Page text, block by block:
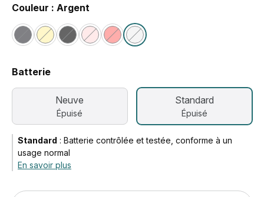
Couleur : Argent
Batterie
Neuve
Épuisé
Standard
Épuisé
Standard : Batterie contrôlée et testée, conforme à un
usage normal
En savoir plus